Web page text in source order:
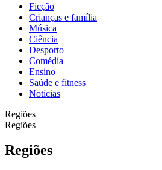
Ficção
Crianças e família
Música
Ciência
Desporto
Comédia
Ensino
Saúde e fitness
Notícias
Regiões
Regiões
Regiões